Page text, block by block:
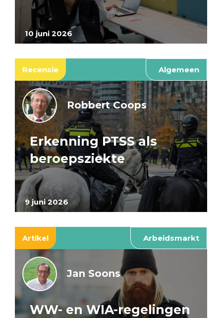
10 juni 2026
Recensie Algemeen
9 juni 2026
Robbert Coops
Erkenning PTSS als
beroepsziekte
Artikel Arbeidsmarkt
Jan Soons
WW- en WIA-regelingen